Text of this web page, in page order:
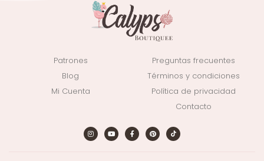
Patrones
Blog
Mi Cuenta
Preguntas frecuentes
Términos y condiciones
Política de privacidad
Contacto